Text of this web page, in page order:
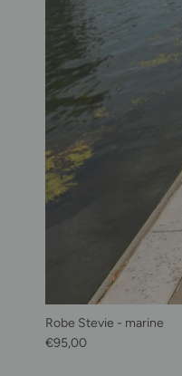
Robe Stevie - marine
Prix habituel
€95,00